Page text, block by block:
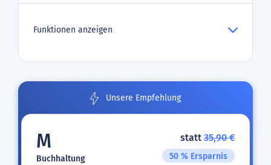
Funktionen anzeigen
Unsere Empfehlung
M
Buchhaltung
statt 35,90 €
50 % Ersparnis